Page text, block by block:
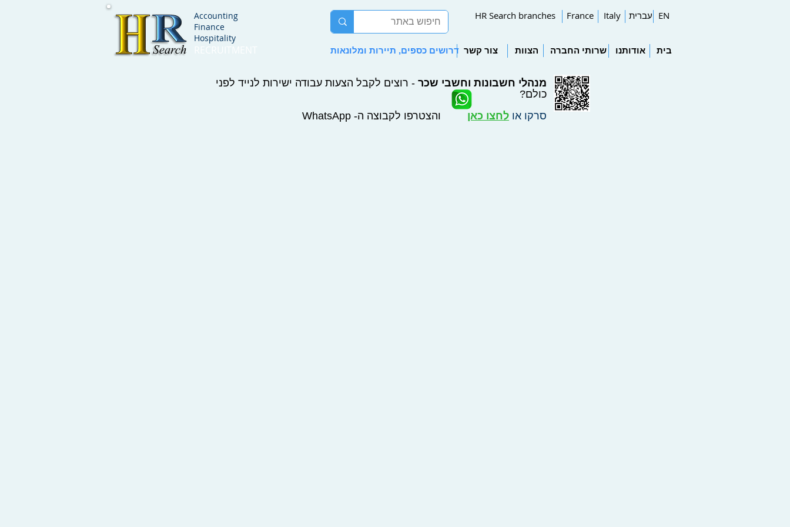
Italy
דרושים כספים, תיירות ומלונאות צור קשר הצוות שרותי החברה אודותנו בית
עברית EN
France
HR Search branches
Accounting
Finance
Hospitality
מנהלי חשבונות וחשבי שכר - רוצים לקבל הצעות עבודה ישירות לנייד לפני
כולם?
סרקו או לחצו כאן והצטרפו לקבוצה ה- WhatsApp